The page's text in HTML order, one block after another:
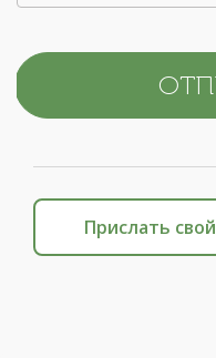
Прислать